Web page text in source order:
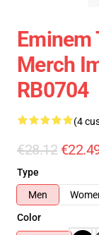
Eminem
Merch
RB0704
(4
€28.12
Type
Men
Color